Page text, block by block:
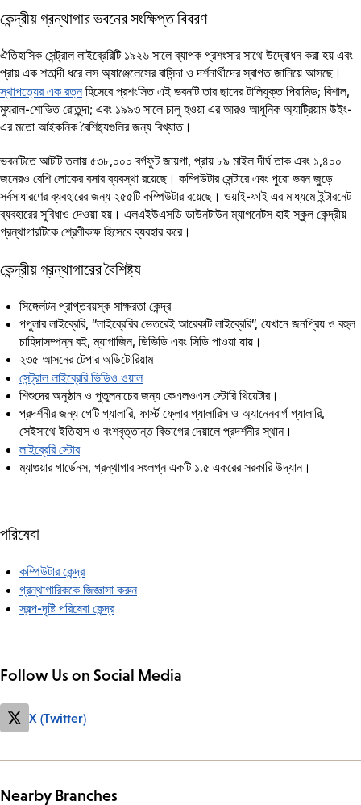
কেন্দ্রীয় গ্রন্থাগার ভবনের সংক্ষিপ্ত বিবরণ
ঐতিহাসিক সেন্ট্রাল লাইব্রেরিটি ১৯২৬ সালে ব্যাপক প্রশংসার সাথে উদ্বোধন করা হয় এবং
প্রায় এক শতাব্দী ধরে লস অ্যাঞ্জেলেসের বাসিন্দা ও দর্শনার্থীদের স্বাগত জানিয়ে আসছে।
স্থাপত্যের এক রত্নহিসেবে প্রশংসিত এই ভবনটি তার ছাদের টালিযুক্ত পিরামিড; বিশাল,
ম্যুরাল-শোভিত রোতুন্দা; এবং ১৯৯৩ সালে চালু হওয়া এর আরও আধুনিক অ্যাট্রিয়াম উইং-
এর মতো আইকনিক বৈশিষ্ট্যগুলির জন্য বিখ্যাত।
ভবনটিতে আটটি তলায় ৫৩৮,০০০ বর্গফুট জায়গা, প্রায় ৮৯ মাইল দীর্ঘ তাক এবং ১,৪০০
জনেরও বেশি লোকের বসার ব্যবস্থা রয়েছে। কম্পিউটার সেন্টারে এবং পুরো ভবন জুড়ে
সর্বসাধারণের ব্যবহারের জন্য ২৫৫টি কম্পিউটার রয়েছে। ওয়াই-ফাই এর মাধ্যমে ইন্টারনেট
ব্যবহারের সুবিধাও দেওয়া হয়। এলএইউএসডি ডাউনটাউন ম্যাগনেটস হাই স্কুল কেন্দ্রীয়
গ্রন্থাগারটিকে শ্রেণীকক্ষ হিসেবে ব্যবহার করে।
কেন্দ্রীয় গ্রন্থাগারের বৈশিষ্ট্য
সিঙ্গেলটন প্রাপ্তবয়স্ক সাক্ষরতা কেন্দ্র
পপুলার লাইব্রেরি, “লাইব্রেরির ভেতরেই আরেকটি লাইব্রেরি”, যেখানে জনপ্রিয় ও বহুল
চাহিদাসম্পন্ন বই, ম্যাগাজিন, ডিভিডি এবং সিডি পাওয়া যায়।
২৩৫ আসনের টেপার অডিটোরিয়াম
সেন্ট্রাল লাইব্রেরি ভিডিও ওয়াল
শিশুদের অনুষ্ঠান ও পুতুলনাচের জন্য কেএলওএস স্টোরি থিয়েটার।
প্রদর্শনীর জন্য গেটি গ্যালারি, ফার্স্ট ফ্লোর গ্যালারিস ও অ্যানেনবার্গ গ্যালারি,
সেইসাথে ইতিহাস ও বংশবৃত্তান্ত বিভাগের দেয়ালে প্রদর্শনীর স্থান।
লাইব্রেরি স্টোর
ম্যাগুয়ার গার্ডেনস, গ্রন্থাগার সংলগ্ন একটি ১.৫ একরের সরকারি উদ্যান।
পরিষেবা
কম্পিউটার কেন্দ্র
গ্রন্থাগারিককে জিজ্ঞাসা করুন
স্বল্প-দৃষ্টি পরিষেবা কেন্দ্র
Follow Us on Social Media
X (Twitter)
Nearby Branches